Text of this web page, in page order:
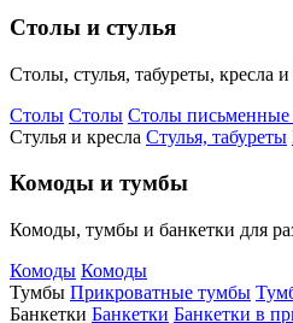
Столы и стулья
Столы, стулья, табуреты, кресла
Столы Столы Столы
Стулья и кресла Стулья, табуреты
Комоды и тумбы
Комоды, тумбы и банкетки для
Комоды Комоды
Тумбы Прикроватные тумбы
Банкетки Банкетки Банкетки в